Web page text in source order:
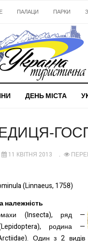
ПАЛАЦИ ПАРКИ
ДЕНЬ МІСТА
11 КВІТНЯ 2013
(Linnaeus, 1758)
належність
(Insecta), ряд —
родина —
Один з 2 видів